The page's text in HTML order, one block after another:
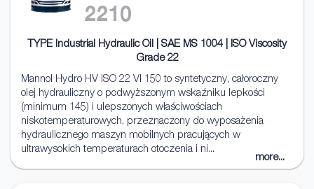
2210
TYPE Industrial Hydraulic Oil | SAE MS 1004 | ISO Viscosity
Grade 22
Mannol Hydro HV ISO 22 VI 150 to syntetyczny, całoroczny
olej hydrauliczny o podwyższonym wskaźniku lepkości
(minimum 145) i ulepszonych właściwościach
niskotemperaturowych, przeznaczony do wyposażenia
hydraulicznego maszyn mobilnych pracujących w
ultrawysokich temperaturach otoczenia i ni...
more...